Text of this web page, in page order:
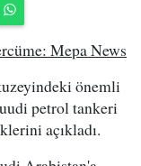
Mepa News
önemli
petrol tankeri
açıkladı.